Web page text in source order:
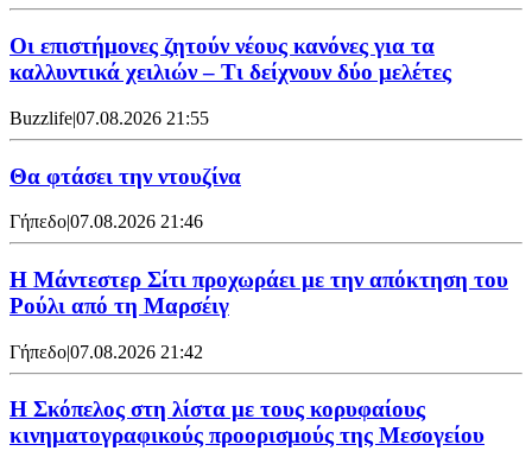
Οι επιστήμονες ζητούν νέους κανόνες για τα
καλλυντικά χειλιών – Τι δείχνουν δύο μελέτες
Buzzlife|07.08.2026 21:55
Θα φτάσει την ντουζίνα
Γήπεδο|07.08.2026 21:46
Η Μάντεστερ Σίτι προχωράει με την απόκτηση του
Ρούλι από τη Μαρσέιγ
Γήπεδο|07.08.2026 21:42
Η Σκόπελος στη λίστα με τους κορυφαίους
κινηματογραφικούς προορισμούς της Μεσογείου